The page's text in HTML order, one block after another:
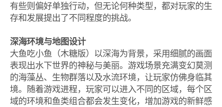
有些则偏好单独行动，但无论何种类型，都对玩家的生
存和发展提出了不同程度的挑战。
深海环境与地图设计
大鱼吃小鱼（木糖版）以深海为背景，采用细腻的画面
表现出水下世界的神秘与美丽。游戏场景充满变幻莫测
的海藻丛、生物群落以及水流环境，让玩家仿佛身临其
境。随着游戏进程，玩家可以进入不同的区域，每个区
域的环境和鱼类组合都会发生变化，增加游戏的新鲜感